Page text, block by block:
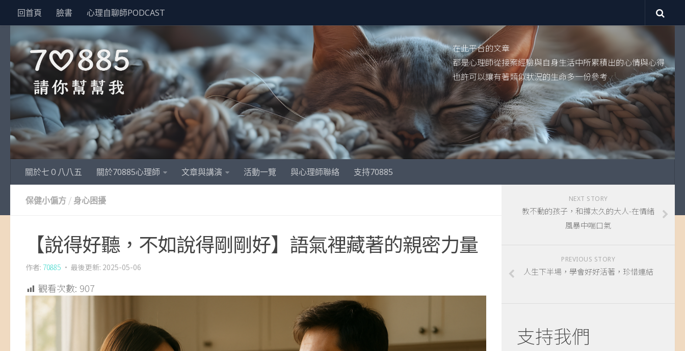
回首頁 臉書 心理自聊師PODCAST
在此平台的文章
都是心理師從接案經驗與自身生活中所累積出的心情與心得
也許可以讓有著類似狀況的生命多一份參考
關於七０八八五 關於70885心理師 文章與講演 活動一覽 與心理師聯絡 支持70885
保健小偏方 / 身心困擾
【說得好聽，不如說得剛剛好】語氣裡藏著的親密力量
作者: 70885 · 最後更新: 2025-05-06
觀看次數: 907
NEXT STORY
教不動的孩子，和撐太久的大人-在情緒
風暴中喘口氣
PREVIOUS STORY
人生下半場，學會好好活著，珍惜連結
支持我們